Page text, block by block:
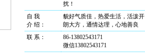
扰！
自 我
介 绍 ：
貌好气质佳，热爱生活，活泼开
朗大方，通情达理，心地善良
联 系 ：
86-13802543171
微信13802543171